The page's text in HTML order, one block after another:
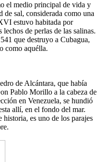
el medio principal de vida y
de sal, considerada como una
estuvo habitada por
de perlas de las salinas.
que destruyo a Cubagua,
como aquélla.
de Alcántara, que había
Pablo Morillo a la cabeza de
en Venezuela, se hundió
allí, en el fondo del mar.
historia, es uno de los parajes